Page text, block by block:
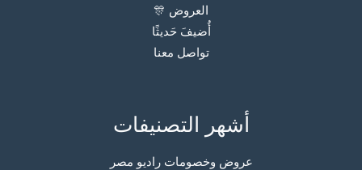
العروض 🎊
أُضيفَ حَديثًا
تواصل معنا
أشهر التصنيفات
عروض وخصومات راديو مصر